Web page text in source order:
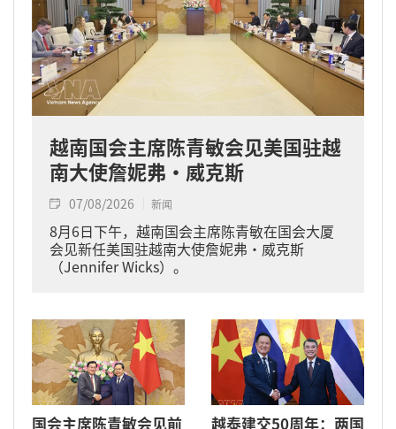
越南国会主席陈青敏会见美国驻越
南大使詹妮弗·威克斯
07/08/2026 新闻
8月6日下午，越南国会主席陈青敏在国会大厦
会见新任美国驻越南大使詹妮弗·威克斯
（Jennifer Wicks）。
国会主席陈青敏会见前
越泰建交50周年：两国